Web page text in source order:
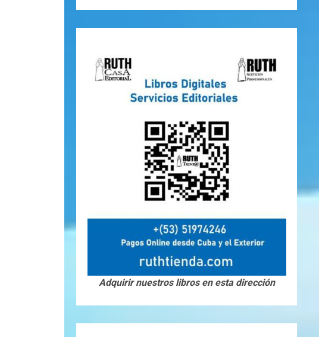
Adquirir nuestros libros en esta dirección